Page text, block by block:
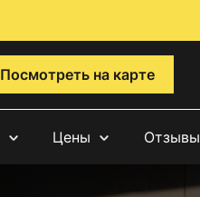
Посмотреть на карте
Цены Отзывы